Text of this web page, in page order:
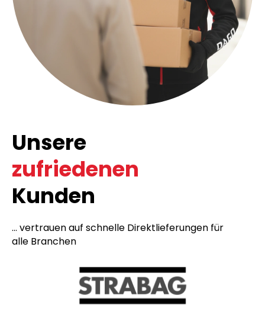
Unsere
zufriedenen
Kunden
... vertrauen auf schnelle Direktlieferungen für
alle Branchen